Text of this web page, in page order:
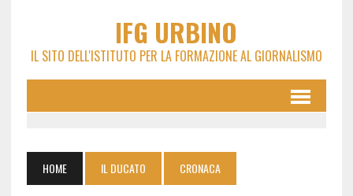
IFG URBINO
IL SITO DELL'ISTITUTO PER LA FORMAZIONE AL GIORNALISMO
HOME IL DUCATO CRONACA